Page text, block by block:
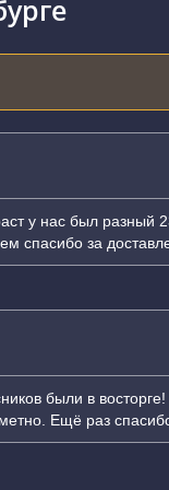
у нас был разный
спасибо за
были в
Ещё раз